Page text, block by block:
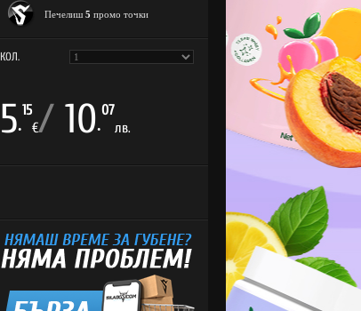
Печелиш 5 промо точки
КОЛ.
5.
15
€/ 10.
07
лв.